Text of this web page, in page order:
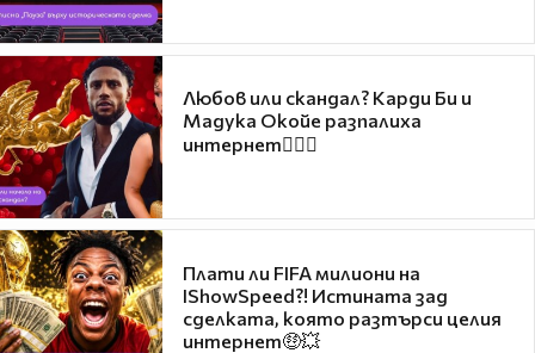
Любов или скандал? Карди Би и
Мадука Окойе разпалиха
интернет❤️‍🔥🔥
Плати ли FIFA милиони на
IShowSpeed?! Истината зад
сделката, която разтърси целия
интернет🤑💥